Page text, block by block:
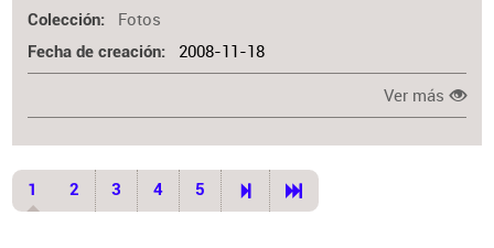
Colección Fotos
Fecha de creación 2008-11-18
Ver más
1 2 3 4 5